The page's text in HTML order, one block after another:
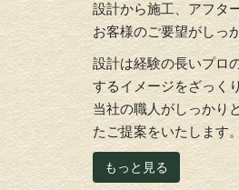
設計から施工、アフタ
お客様のご要望がしっ
設計は経験の長いプロ
するイメージをざっく
当社の職人がしっかり
たご提案をいたします。
もっと見る